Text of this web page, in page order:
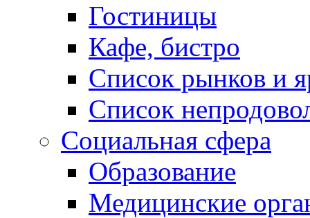
Гостиницы
Кафе, бистро
Cписок рынков и
Список
Социальная сфера
Образование
Медицинские